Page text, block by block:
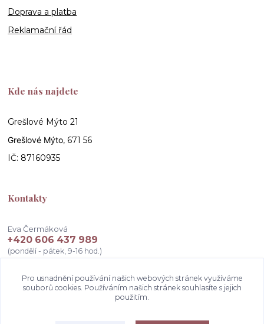
Doprava a platba
Reklamační řád
Kde nás najdete
Grešlové Mýto 21
Grešlové Mýto, 671 56
IČ: 87160935
Kontakty
Eva Čermáková
+420 606 437 989
(pondělí - pátek, 9-16 hod.)
info@atelierceva.cz
Pro usnadnění používání našich webových stránek využíváme
souborů cookies. Používáním našich stránek souhlasíte s jejich
použitím.